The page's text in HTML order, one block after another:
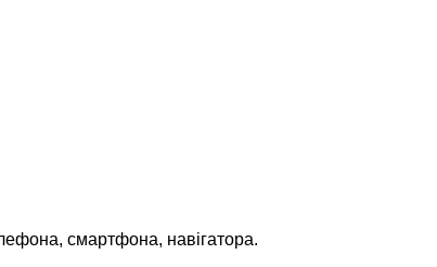
смартфона, навігатора.